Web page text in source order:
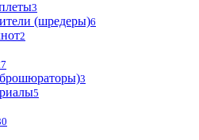
3
(шредеры)6
2
7
3
5